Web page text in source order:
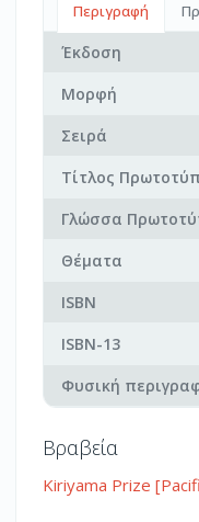
Περιγραφή
Έκδοση
Μορφή
Σειρά
Τίτλος
Γλώσσα
Θέματα
ISBN
ISBN-13
Φυσική
Βραβεία
Kiriyama Prize